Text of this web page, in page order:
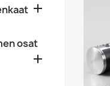

osat
